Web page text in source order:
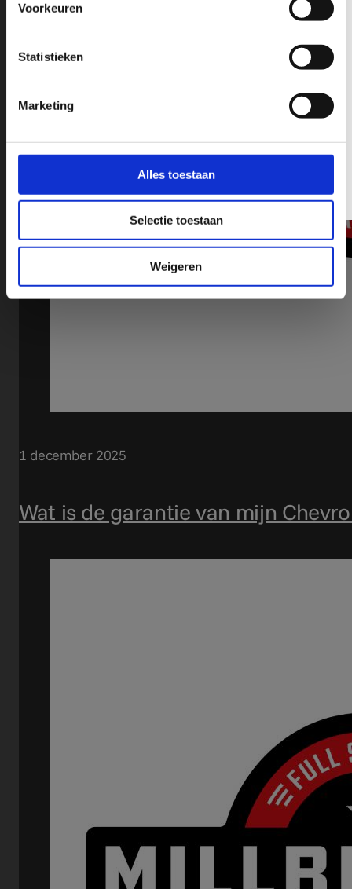
Voorkeuren
Statistieken
Marketing
Alles toestaan
Selectie toestaan
Weigeren
1 december 2025
Wat is de garantie van mijn
Email*
ActiveCampaign